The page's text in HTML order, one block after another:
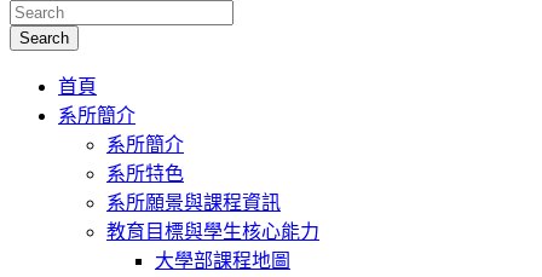
Search
首頁
系所簡介
系所簡介
系所特色
系所願景與課程資訊
教育目標與學生核心能力
大學部課程地圖